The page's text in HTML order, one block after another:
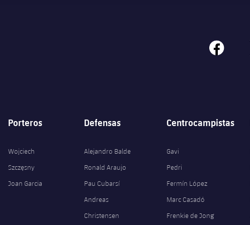
facebook
Porteros
Wojciech
Szczęsny
Joan Garcia
Defensas
Alejandro Balde
Ronald Araujo
Pau Cubarsí
Andreas
Christensen
Centrocampistas
Gavi
Pedri
Fermín López
Marc Casadó
Frenkie de Jong